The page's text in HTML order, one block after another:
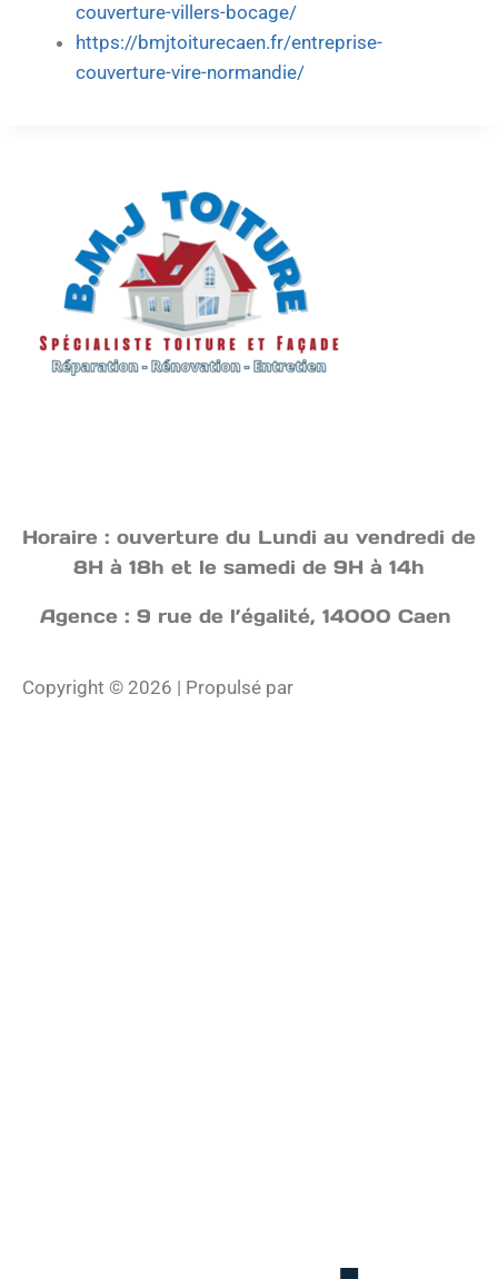
couverture-villers-bocage/
https://bmjtoiturecaen.fr/entreprise-
couverture-vire-normandie/
Horaire : ouverture du Lundi au vendredi de
8H à 18h et le samedi de 9H à 14h
Agence : 9 rue de l’égalité, 14000 Caen
Copyright © 2026 | Propulsé par